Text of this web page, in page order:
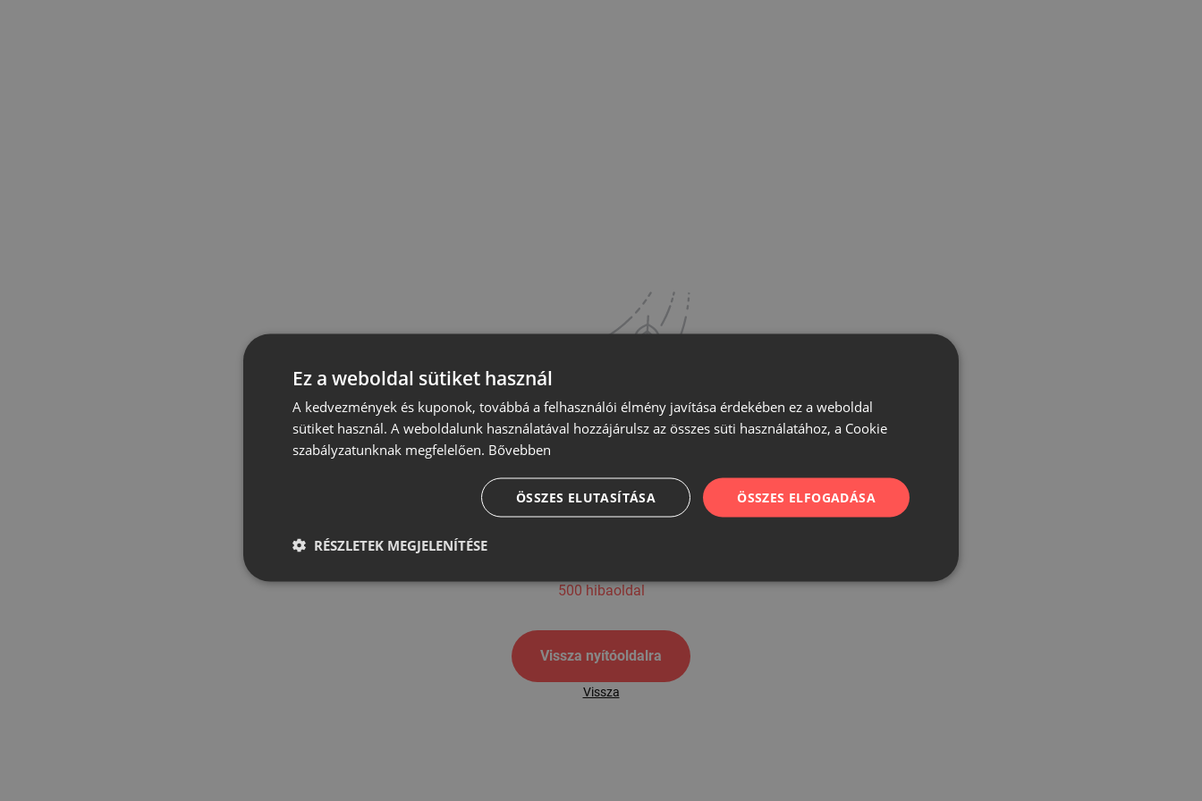
500
500 hibaoldal
Vissza nyítóoldalra
Vissza
Ez a weboldal sütiket használ
A kedvezmények és kuponok, továbbá a felhasználói élmény javítása érdekében ez a weboldal
sütiket használ. A weboldalunk használatával hozzájárulsz az összes süti használatához, a Cookie
szabályzatunknak megfelelően. Bővebben
ÖSSZES ELFOGADÁSA
ÖSSZES ELUTASÍTÁSA
RÉSZLETEK MEGJELENÍTÉSE